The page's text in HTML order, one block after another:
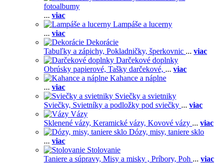
fotoalbumy
... viac
Lampáše a lucerny
... viac
Dekorácie
Tabuľky a zápichy, Pokladničky, šperkovnic ... viac
Darčekové doplnky
Obrúsky papierové, Tašky darčekové, ... viac
Kahance a náplne
... viac
Sviečky a svietniky
Sviečky, Svietníky a podložky pod sviečky ... viac
Vázy
Sklenené vázy, Keramické vázy, Kovové vázy ... viac
Dózy, misy, taniere sklo
... viac
Stolovanie
Taniere a súpravy, Misy a misky , Príbory, Poh ... viac